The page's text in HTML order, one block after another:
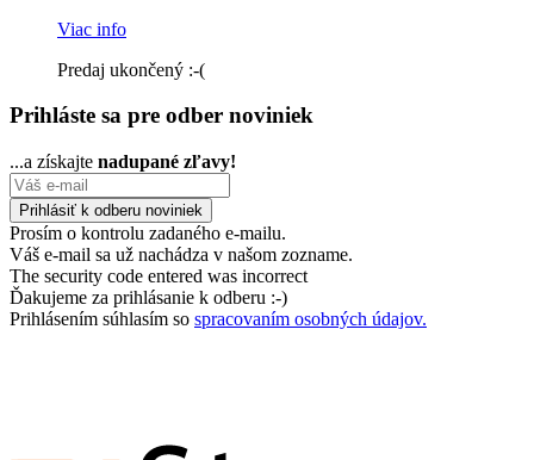
Viac info
Predaj ukončený :-(
Prihláste sa pre odber noviniek
...a získajte nadupané zľavy!
Prosím o kontrolu zadaného e-mailu.
Váš e-mail sa už nachádza v našom zozname.
The security code entered was incorrect
Ďakujeme za prihlásanie k odberu :-)
Prihlásením súhlasím so spracovaním osobných údajov.